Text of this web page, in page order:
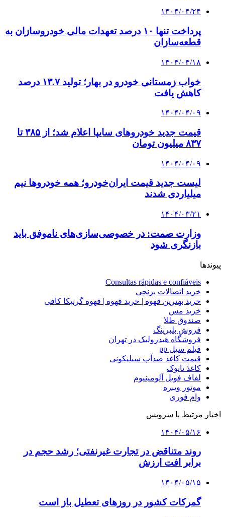
۱۴۰۴/۰۴/۲۴
پرداخت تنها ۱۰ درصد تعهدات مالی خودروسازان به
قطعه‌سازان
۱۴۰۴/۰۴/۱۸
خواب زمستانی خودرو در بهار؛ تولید ۱۳.۷ درصد
کاهش یافت
۱۴۰۴/۰۴/۰۹
قیمت جدید خودروهای سایپا اعلام شد؛ از ۳۸۵ تا
۸۳۷ میلیون تومان
۱۴۰۴/۰۴/۰۹
لیست جدید قیمت ایران‌خودرو؛ همه خودروها نیم
میلیاردی شدند
۱۴۰۴/۰۳/۲۱
وزارت صمت: در خصوصی‌سازی‌های ناموفق باید
بازنگری شود
پیوندها
Consultas rápidas e confiáveis
خرید اتصالات برنجی
خرید بهترین قهوه | خرید قهوه | قهوه گرنیکا کافی
خرید مس
صندوق طلا
فروش بلبرینگ
فروشگاه هیدرولیک در تهران
فیلم سیل pp
قیمت کاغذ ضدآب سیلیکونی
کاغذ تایوک
لفاف فویل آلومینیوم
موتور ویبره
وام فوری
اخبار مرتبط با سرویس
۱۴۰۴/۰۵/۱۶
روند متناقض در تجارت غیرنفتی؛ رشد حجم در
برابر افت ارزش
۱۴۰۴/۰۵/۱۵
گمرکات کشور در روزهای تعطیل باز است